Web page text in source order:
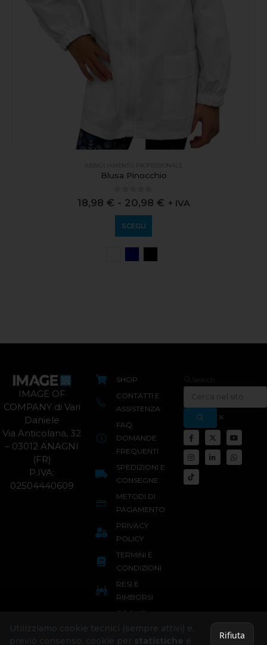
ABBIGLIAMENTO PROFESSIONALE
Blusa Pinocchio
out of 5
18,98 € - 20,98 € + IVA
SCEGLI
IMAGE OF
COMPANY di Vari
Daniele
Via Anticolana, 32
– 03012 ANAGNI
(FR)
P.IVA:
02504440609
SHOP
CONTATTI E
ASSISTENZA
FAQ
DOMANDE
FREQUENTI
SPEDIZIONI E
CONSEGNE
METODI DI
PAGAMENTO
PRIVACY
POLICY
TERMINI E
CONDIZIONI
RESI E
RIMBORSI
COOKIE
POLICY
Utilizziamo cookie tecnici (sempre attivi) e,
previo consenso, cookie per statistiche e Rifiuta